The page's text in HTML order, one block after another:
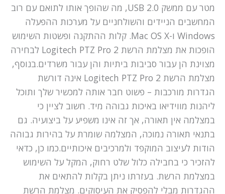
מטר עם ממשק USB 2.0, מה שהופך אותו לתואם עם רוב
המחשבים הניידים והשולחניים על מערכות ההפעלה
Windows ו-Mac OS X. קלות ההתקנה ופשטות השימוש
הופכות את מצלמת הרשת Logitech PTZ Pro 2 לבחירה
מצוינת הן עבור סביבות ביתיות והן עבור משרדים.בנוסף,
מצלמת הרשת Logitech PTZ Pro 2 אינה דורשת
הגדרות מורכבות – פשוט חבר אותה למכשיר שלך ותוכל
ליהנות מווידיאו באיכות גבוהה מיד. חשוב לציין כי
במצלמה אין תאורה, אך זה אינו משפיע על ביצועיה. גם
בתנאי תאורה נמוכה, המצלמה שומרת על בהירות גבוהה
הודות לעיצוב המוקפד ולמרכיבים איכותיים.כמו כן, כדאי
להזכיר כי בחבילה כלול שלט רחוק, המקל על השימוש
במצלמת הרשת. בעזרתו ניתן בקלות להתאים את
ההגדרות מבלי להפסיק את העיסוקים. מצלמת הרשת